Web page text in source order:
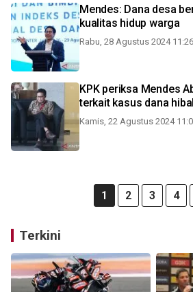
Mendes: Dana desa
kualitas hidup warga
Rabu, 28 Agustus 2024 11:26
KPK periksa Mendes
terkait kasus dana
Kamis, 22 Agustus 2024
1 2 3 4
Terkini